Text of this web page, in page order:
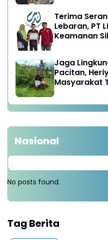
Terima
Lebaran, PT
Keamanan
Jaga
Pacitan,
Masyarakat
Nasional
No posts found.
Tag Berita